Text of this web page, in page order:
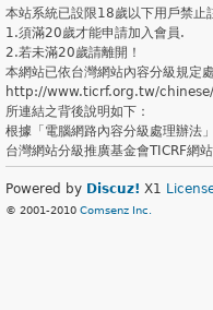
本站系統已設限18歲以下用戶禁止
1.須滿20歲才能申請加入會員.
2.若未滿20歲請離開！
本網站已依台灣網站內容分級規定
http://www.ticrf.org.tw/
所連結之背後說明如下：
根據「電腦網路內容分級處理辦法
台灣網站分級推廣基金會TICRF
Powered by Discuz! X1
© 2001-2010 Comsenz Inc.